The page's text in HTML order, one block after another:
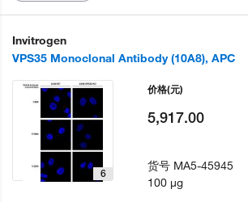
Invitrogen
VPS35 Monoclonal Antibody (10A8), APC
6
价格(元)
5,917.00
货号 MA5-45945
100 µg